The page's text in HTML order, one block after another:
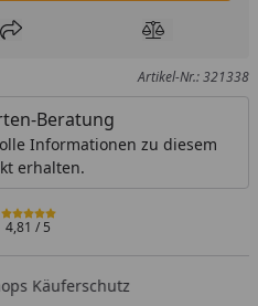
hinzufügen
Teilen Produkt
Artikel-Nr.: 321338
Beratung
Informationen zu diesem
erhalten.
4,81/ 5
Käuferschutz